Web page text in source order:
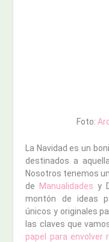
Foto:
La Navidad es un
destinados a
Nosotros tenemos
de
Manualidades y
montón de ideas
únicos y originales
las claves que
papel para envolver